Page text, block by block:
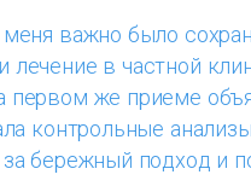
важно было
в частной
же приеме
контрольные
бережный подход и